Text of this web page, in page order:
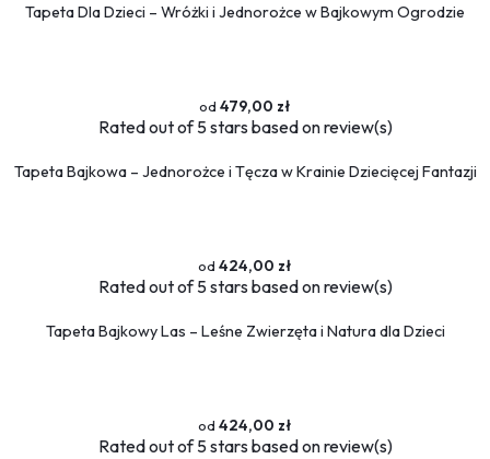
Tapeta Dla Dzieci – Wróżki i Jednorożce w Bajkowym Ogrodzie
479,00 zł
Ratedout of 5 stars based onreview(s)
Tapeta Bajkowa – Jednorożce i Tęcza w Krainie Dziecięcej Fantazji
424,00 zł
Ratedout of 5 stars based onreview(s)
Tapeta Bajkowy Las – Leśne Zwierzęta i Natura dla Dzieci
424,00 zł
Ratedout of 5 stars based onreview(s)